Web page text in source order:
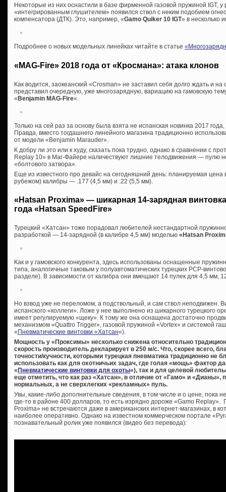
Некоторые из них оснастили в базе фирменной газовой пружиной IGT, у
«интегрированным глушителем» появился ствол с неким подобием
компенсатора (ДТК). Это, например, «Gamo Quiker 10 IGT» в несколько
Подробнее о новых модельных линейках читайте в статье
«MAG-Fire» 2018 года от «Кросмана»: атака клонов
Как водится, заокеанский «Crosman» не заставил себя долго ждать и
представил очередную, уже многозарядную, вариацию на гамовскую
«Benjamin MAG-Fire«.
Только на сей раз за основу была взята не испанская новинка 2017
Правда, вместо тогдашнего линейного магазина традиционно
от модели «Benjamin Marauder».
К добру ли это или к худу, сказать пока трудно, однако в сравнении с
Replay 10» в Маг-Файере наличествуют лишние телодвижения — пулю
«болтового затвора».
Еще из известного про девайс на сегодняшний день: планируемая
рубежом) калибры — .177 (4,5 мм) и .22 (5,5 мм).
«Hatsan Proxima» — шикарная 14-зарядная
года «Hatsan SpeedFire»
Турецкий «Хатсан» тоже порадовал любителей нестандартной
разработкой — 14-зарядной (в калибре 4,5 мм) моделью «Hatsan
Как и у гамовского конкурента, здесь использованы оснащенные
типа, аналогичные таковым у полуавтоматических турецких PCP-
разделе). В зависимости от калибра они вмещают 14 пулек для 4,5 мм,
Но взвод уже не переломом, а подствольный, и сам ствол неподвижен.
испанского «коллеги». Ложе у нее выполнено из шикарного турецкого
имеет регулируемую «щеку». К тому же она оснащена достаточно
механизмом «Quattro Trigger», газовой пружиной «Vortex» и системой
« Пневматические винтовки «Хатсан«).
Мощность у «Проксимы» несколько снижена относительно
скорость производитель декларирует в 250 м/с. Что, скорее всего,
точности/кучности, которыми турецкая пневматика традиционно не
использовать как для охотничьих задач, где голая «мощь» фактор
« Пневматические винтовки для охоты«), так и для целевой
еще отметить, что как раз «Хатсан», в отличие от «Гамо» и
нормальных, а не сверхлегких «рекламных» пуль.
Увы, какие-либо дополнительные сведения, в том числе и о цене, пока
где-то в районе 400 долларов, то есть изрядно дороже «Gamo
Proxima» не встречаются даже в американских интернет-магазинах, в
наиболее оперативно. Однако на известном коммерческом портале
познавательный ролик уже появился (видео без перевода):